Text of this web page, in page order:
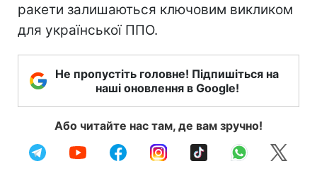
ракети залишаються ключовим викликом
для української ППО.
Не пропустіть головне! Підпишіться на
наші оновлення в Google!
Або читайте нас там, де вам зручно!